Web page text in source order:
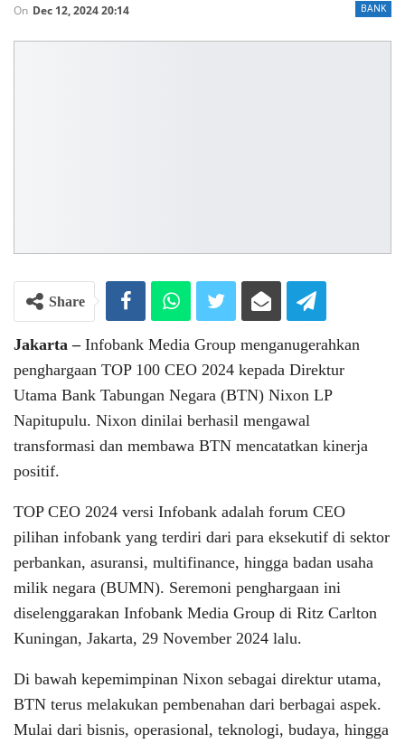
BANK
On Dec 12, 2024 20:14
Share
Jakarta – Infobank Media Group menganugerahkan
penghargaan TOP 100 CEO 2024 kepada Direktur
Utama Bank Tabungan Negara (BTN) Nixon LP
Napitupulu. Nixon dinilai berhasil mengawal
transformasi dan membawa BTN mencatatkan kinerja
positif.
TOP CEO 2024 versi Infobank adalah forum CEO
pilihan infobank yang terdiri dari para eksekutif di sektor
perbankan, asuransi, multifinance, hingga badan usaha
milik negara (BUMN). Seremoni penghargaan ini
diselenggarakan Infobank Media Group di Ritz Carlton
Kuningan, Jakarta, 29 November 2024 lalu.
Di bawah kepemimpinan Nixon sebagai direktur utama,
BTN terus melakukan pembenahan dari berbagai aspek.
Mulai dari bisnis, operasional, teknologi, budaya, hingga